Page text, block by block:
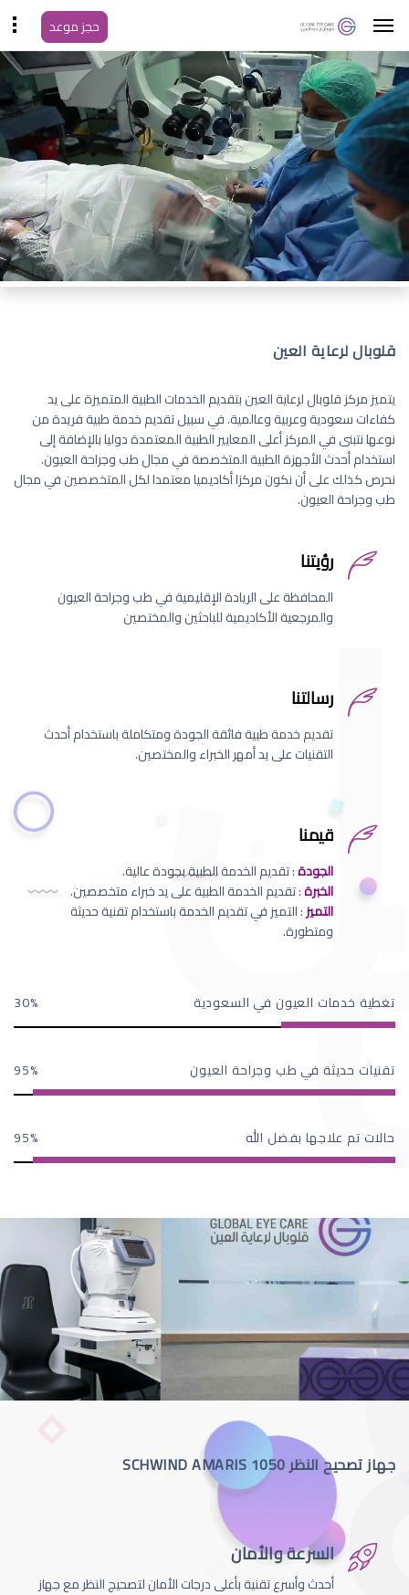
حجز موعد
قلوبال لرعاية العين
يتميز مركز قلوبال لرعاية العين بتقديم الخدمات الطبية المتميزة على يد
كفاءات سعودية وعربية وعالمية. في سبيل تقديم خدمة طبية فريدة من
نوعها نتبنى في المركز أعلى المعايير الطبية المعتمدة دوليا بالإضافة إلى
استخدام أحدث الأجهزة الطبية المتخصصة في مجال طب وجراحة العيون.
نحرص كذلك على أن نكون مركزا أكاديميا معتمدا لكل المتخصصين في مجال
طب وجراحة العيون.
رؤيتنا
المحافظة على الريادة الإقليمية في طب وجراحة العيون
والمرجعية الأكاديمية للباحثين والمختصين
رسالتنا
تقديم خدمة طبية فائقة الجودة ومتكاملة باستخدام أحدث
التقنيات على يد أمهر الخبراء والمختصين.
قيمنا
الجودة: تقديم الخدمة الطبية بجودة عالية.
الخبرة: تقديم الخدمة الطبية على يد خبراء متخصصين.
التميز: التميز في تقديم الخدمة باستخدام تقنية حديثة
ومتطورة.
تغطية خدمات العيون في السعودية 30
تقنيات حديثة في طب وجراحة العيون 95
حالات تم علاجها بفضل الله 95
جهاز تصحيح النظر SCHWIND AMARIS 1050
السرعة والأمان
أحدث وأسرع تقنية بأعلى درجات الأمان لتصحيج النظر مع جهاز